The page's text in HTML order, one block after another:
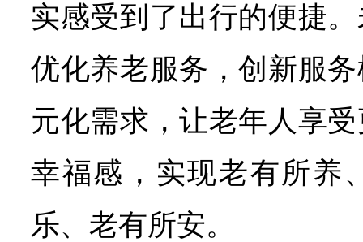
实感受到了出行的便捷
优化养老服务，创新服
元化需求，让老年人享
幸福感，实现老有所养
乐、老有所安。